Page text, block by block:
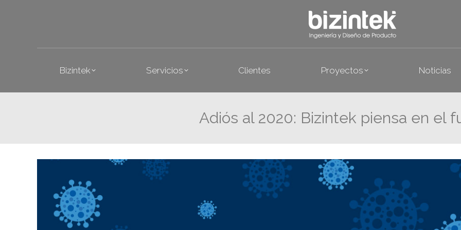
Bizintek Servicios Clientes Proyectos Noticias
Adiós al 2020: Bizintek piensa en el
Clientes Proyectos